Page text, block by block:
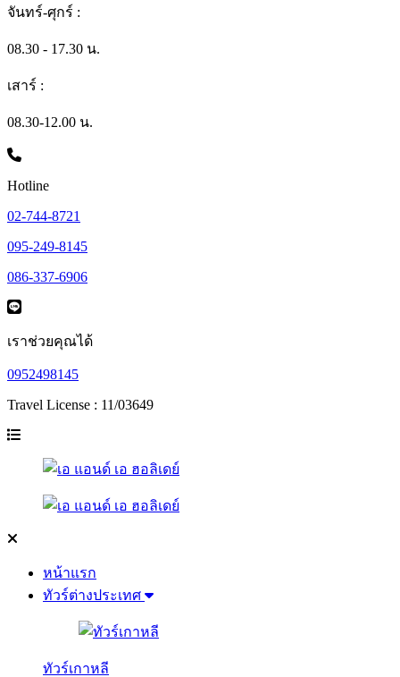
จันทร์-ศุกร์ :
08.30 - 17.30 น.
เสาร์ :
08.30-12.00 น.
Hotline
02-744-8721
095-249-8145
086-337-6906
เราช่วยคุณได้
0952498145
Travel License : 11/03649
หน้าแรก
ทัวร์ต่างประเทศ
ทัวร์เกาหลี